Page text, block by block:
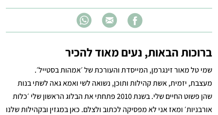
ברוכות הבאות, נעים מאוד להכיר
שמי טל מאור זינגרמן, המייסדת והעורכת של ׳אמהות בסטייל׳.
מעצבת, יזמית, אשת קהילות ותוכן, נשואה לשי ואמא גאה לשתי בנות
שהן פשוט החיים שלי. בשנת 2010 פתחתי את הבלוג הראשון שלי ׳כלות
אורבניות׳ ומאז אני לא מפסיקה לכתוב ולצלם. כאן במגזין ובקהילות שלנו